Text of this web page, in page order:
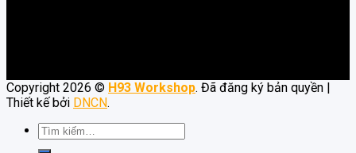
Copyright 2026 © H93 Workshop. Đã đăng ký bản quyền |
Thiết kế bởi DNCN.
Tìm
kiếm: